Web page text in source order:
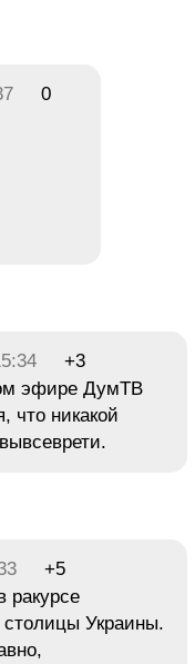
0
+3
эфире ДумТВ
что никакой
+5
ракурсе
столицы Украины.